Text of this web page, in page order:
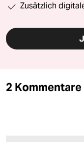
Zusätzlich
2 Kommentare